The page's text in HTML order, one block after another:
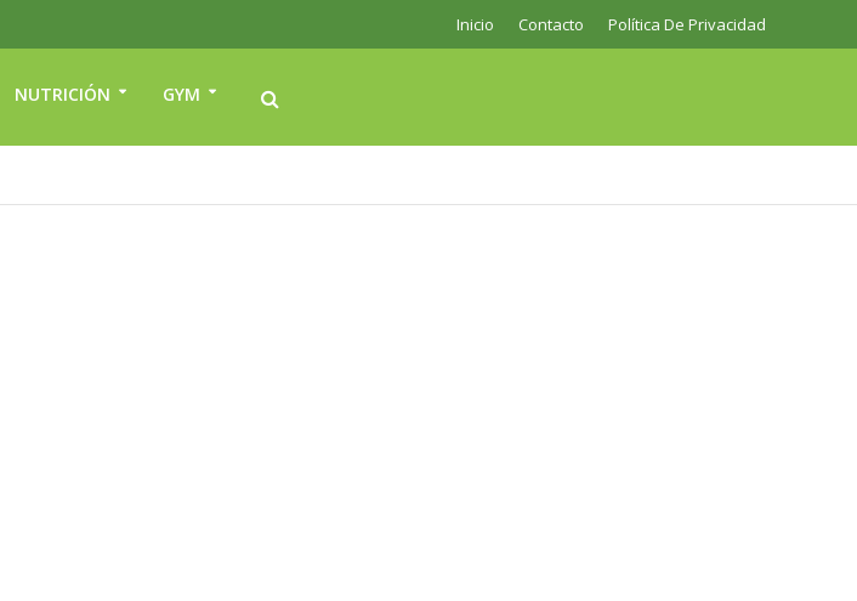
Inicio Contacto Política De Privacidad
NUTRICIÓN GYM